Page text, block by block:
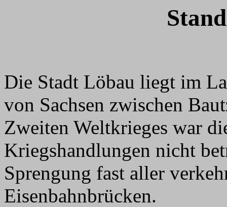
Die Stadt Löbau liegt im
von Sachsen zwischen
Zweiten Weltkrieges war
Kriegshandlungen nicht
Sprengung fast aller
Eisenbahnbrücken.